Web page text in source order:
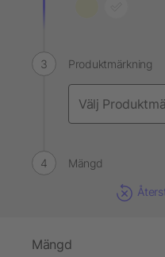
Produktmärkning
Mängd
Mängd